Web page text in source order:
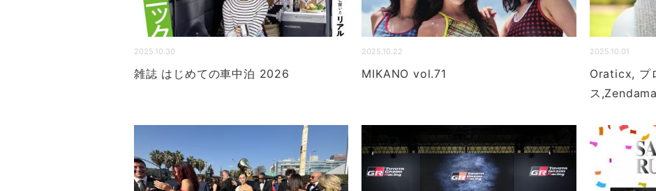
2025.10.30
雑誌 はじめての車中泊 2026
2025.10.22
MIKANO vol.71
2025.10.01
Oraticx, プ
ス